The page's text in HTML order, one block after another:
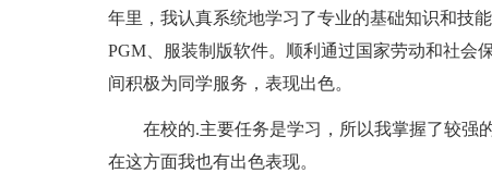
年里，我认真系统地学习了专业的基础知识和技
PGM、服装制版软件。顺利通过国家劳动和社会
间积极为同学服务，表现出色。
在校的.主要任务是学习，所以我掌握了较强的
在这方面我也有出色表现。